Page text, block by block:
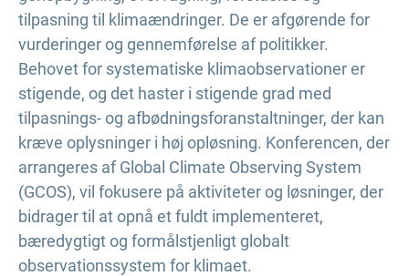
tilpasning til klimaændringer. De er afgørende for
vurderinger og gennemførelse af politikker.
Behovet for systematiske klimaobservationer er
stigende, og det haster i stigende grad med
tilpasnings- og afbødningsforanstaltninger, der kan
kræve oplysninger i høj opløsning. Konferencen, der
arrangeres af Global Climate Observing System
(GCOS), vil fokusere på aktiviteter og løsninger, der
bidrager til at opnå et fuldt implementeret,
bæredygtigt og formålstjenligt globalt
observationssystem for klimaet.